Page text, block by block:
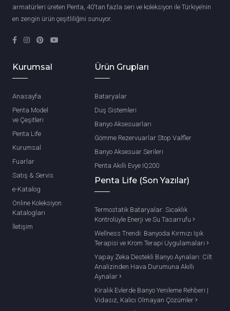
armatürleri üreten Penta, 40'tan fazla seri ve koleksiyon ile Türkiye’nin
en zengin ürün çeşitliliğini sunuyor.
Kurumsal
Anasayfa
Penta Model
ve Çeşitleri
Penta Life
Kurumsal
Fuarlar
Satış & Servis
e-Katalog
Online Koleksiyon
Katalogları
İletişim
Ürün Grupları
Bataryalar
Duş Sistemleri
Banyo Aksesuarları
Gömme Rezervuarlar Stop Valfler
Banyo Aksesuar Serileri
Penta Akıllı Evye IQ200
Penta Life (Son Yazılar)
Termostatik Bataryalar: Sıcaklık
Kontrolüyle Enerji ve Su Tasarrufu
Wellness Trendi: Banyoda Kırmızı Işık
Terapisi ve Krom Terapi Uygulamaları
Yapay Zeka Destekli Banyo Aynaları: Cilt
Analizinden Hava Durumuna Akıllı
Aynalar
Kiralık Evlerde Banyo Yenileme Rehberi |
Vidasız, Kalıcı Olmayan Çözümler